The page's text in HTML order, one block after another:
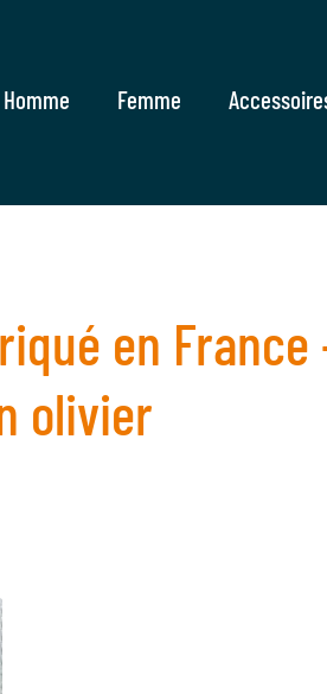
Homme Femme
en
olivier